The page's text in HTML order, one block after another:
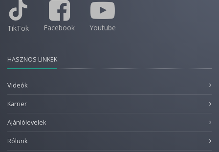
TikTok Facebook Youtube
HASZNOS LINKEK
Videók
Karrier
Ajánlólevelek
Rólunk